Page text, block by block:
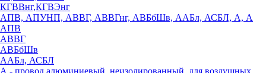
КГВВнг,КГВЭнг
АПВ, АПУНП, АВВГ, АВВГнг, АВБбШв, ААБл, АСБЛ, А, А
АПВ
АВВГ
АВБбШв
ААБл, АСБЛ
А - провод алюминиевый, неизолированный, для воздушных